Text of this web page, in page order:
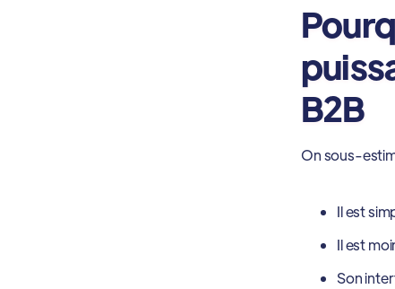
B2B
On sous-
Il est
Il est
Son